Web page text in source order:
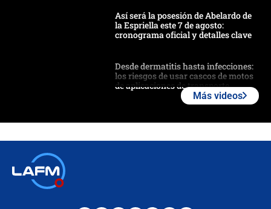
Así será la posesión de Abelardo de
la Espriella este 7 de agosto:
cronograma oficial y detalles clave
Desde dermatitis hasta infecciones:
los riesgos de usar cascos de motos
de aplicaciones de transporte
Más videos